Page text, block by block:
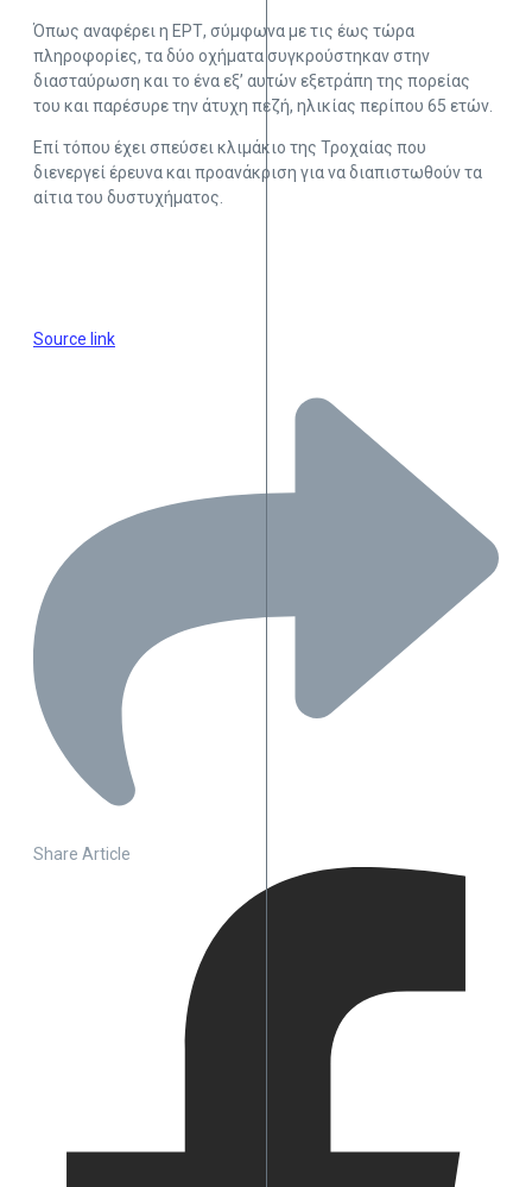
Όπως αναφέρει η ΕΡΤ, σύμφωνα με τις έως τώρα
πληροφορίες, τα δύο οχήματα συγκρούστηκαν στην
διασταύρωση και το ένα εξ’ αυτών εξετράπη της πορείας
του και παρέσυρε την άτυχη πεζή, ηλικίας περίπου 65 ετών.
Επί τόπου έχει σπεύσει κλιμάκιο της Τροχαίας που
διενεργεί έρευνα και προανάκριση για να διαπιστωθούν τα
αίτια του δυστυχήματος.
Source link
Share Article